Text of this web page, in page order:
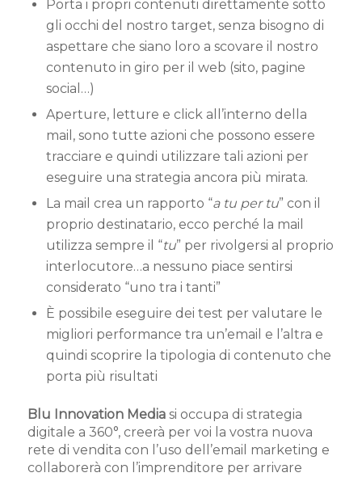
Porta i propri contenuti direttamente sotto
gli occhi del nostro target, senza bisogno di
aspettare che siano loro a scovare il nostro
contenuto in giro per il web (sito, pagine
social…)
Aperture, letture e click all’interno della
mail, sono tutte azioni che possono essere
tracciare e quindi utilizzare tali azioni per
eseguire una strategia ancora più mirata.
La mail crea un rapporto “a tu per tu” con il
proprio destinatario, ecco perché la mail
utilizza sempre il “tu” per rivolgersi al proprio
interlocutore…a nessuno piace sentirsi
considerato “uno tra i tanti”
È possibile eseguire dei test per valutare le
migliori performance tra un’email e l’altra e
quindi scoprire la tipologia di contenuto che
porta più risultati
Blu Innovation Mediasi occupa di strategia
digitale a 360°, creerà per voi la vostra nuova
rete di vendita con l’uso dell’email marketing e
collaborerà con l’imprenditore per arrivare